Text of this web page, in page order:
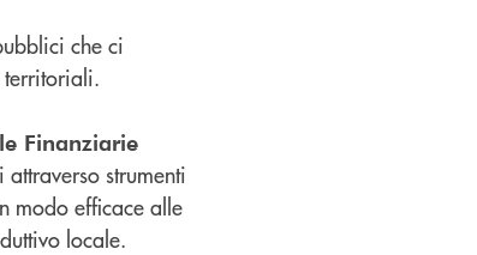
che ci
territoriali.
Finanziarie
strumenti
modo efficace alle
locale.